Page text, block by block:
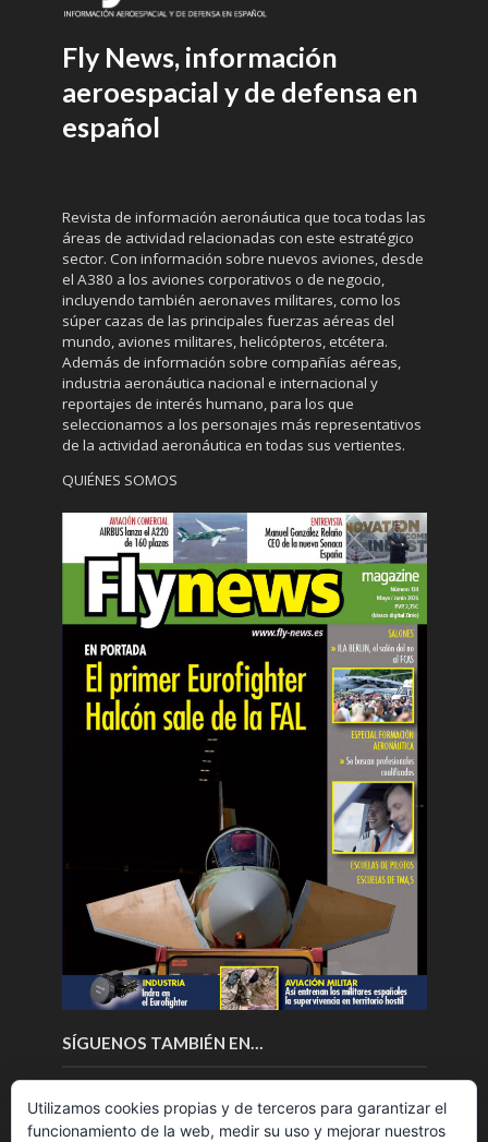
Fly News, información
aeroespacial y de defensa en
español
Revista de información aeronáutica que toca todas las
áreas de actividad relacionadas con este estratégico
sector. Con información sobre nuevos aviones, desde
el A380 a los aviones corporativos o de negocio,
incluyendo también aeronaves militares, como los
súper cazas de las principales fuerzas aéreas del
mundo, aviones militares, helicópteros, etcétera.
Además de información sobre compañías aéreas,
industria aeronáutica nacional e internacional y
reportajes de interés humano, para los que
seleccionamos a los personajes más representativos
de la actividad aeronáutica en todas sus vertientes.
QUIÉNES SOMOS
SÍGUENOS TAMBIÉN EN…
Utilizamos cookies propias y de terceros para garantizar el
funcionamiento de la web, medir su uso y mejorar nuestros